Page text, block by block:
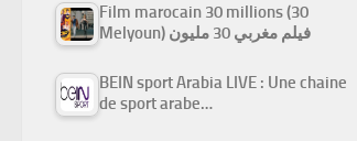
Film marocain 30 millions (30
Melyoun) فيلم مغربي 30 مليون
BEIN sport Arabia LIVE : Une chaine
de sport arabe…